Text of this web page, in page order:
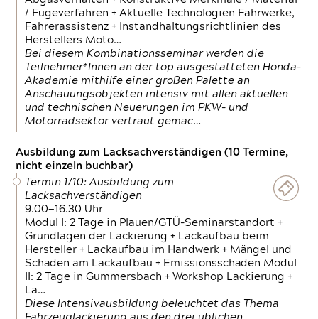
/ Fügeverfahren + Aktuelle Technologien Fahrwerke,
Fahrerassistenz + Instandhaltungsrichtlinien des
Herstellers Moto…
Bei diesem Kombinationsseminar werden die
Teilnehmer*Innen an der top ausgestatteten Honda-
Akademie mithilfe einer großen Palette an
Anschauungsobjekten intensiv mit allen aktuellen
und technischen Neuerungen im PKW- und
Motorradsektor vertraut gemac…
Ausbildung zum Lacksachverständigen (10 Termine,
nicht einzeln buchbar)
Termin 1/10: Ausbildung zum
Lacksachverständigen
9.00—16.30 Uhr
Modul I: 2 Tage in Plauen/GTÜ-Seminarstandort +
Grundlagen der Lackierung + Lackaufbau beim
Hersteller + Lackaufbau im Handwerk + Mängel und
Schäden am Lackaufbau + Emissionsschäden Modul
II: 2 Tage in Gummersbach + Workshop Lackierung +
La…
Diese Intensivausbildung beleuchtet das Thema